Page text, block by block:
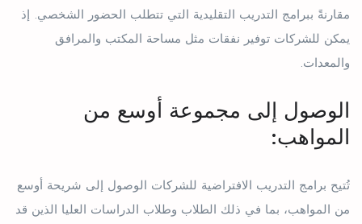
مقارنةً ببرامج التدريب التقليدية التي تتطلب الحضور الشخصي. إذ
يمكن للشركات توفير نفقات مثل مساحة المكتب والمرافق
والمعدات.
الوصول إلى مجموعة أوسع من
المواهب:
تُتيح برامج التدريب الافتراضية للشركات الوصول إلى شريحة أوسع
من المواهب، بما في ذلك الطلاب وطلاب الدراسات العليا الذين قد